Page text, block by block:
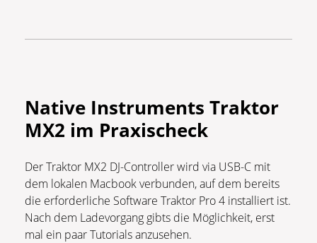
Native Instruments Traktor
MX2 im Praxischeck
Der Traktor MX2 DJ-Controller wird via USB-C mit
dem lokalen Macbook verbunden, auf dem bereits
die erforderliche Software Traktor Pro 4 installiert ist.
Nach dem Ladevorgang gibts die Möglichkeit, erst
mal ein paar Tutorials anzusehen.